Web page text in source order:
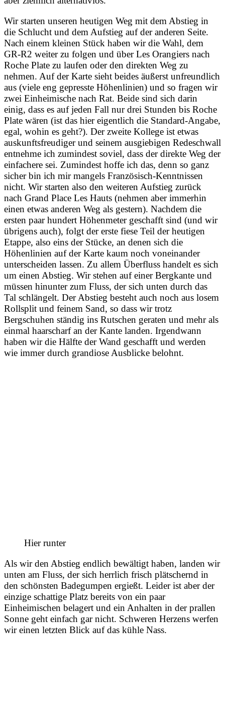
Wir starten unseren heutigen Weg mit dem Abstieg in
die Schlucht und dem Aufstieg auf der anderen Seite.
Nach einem kleinen Stück haben wir die Wahl, dem
GR-R2 weiter zu folgen und über Les Orangiers nach
Roche Plate zu laufen oder den direkten Weg zu
nehmen. Auf der Karte sieht beides äußerst unfreundlich
aus (viele eng gepresste Höhenlinien) und so fragen wir
zwei Einheimische nach Rat. Beide sind sich darin
einig, dass es auf jeden Fall nur drei Stunden bis Roche
Plate wären (ist das hier eigentlich die Standard-Angabe,
egal, wohin es geht?). Der zweite Kollege ist etwas
auskunftsfreudiger und seinem ausgiebigen Redeschwall
entnehme ich zumindest soviel, dass der direkte Weg der
einfachere sei. Zumindest hoffe ich das, denn so ganz
sicher bin ich mir mangels Französisch-Kenntnissen
nicht. Wir starten also den weiteren Aufstieg zurück
nach Grand Place Les Hauts (nehmen aber immerhin
einen etwas anderen Weg als gestern). Nachdem die
ersten paar hundert Höhenmeter geschafft sind (und wir
übrigens auch), folgt der erste fiese Teil der heutigen
Etappe, also eins der Stücke, an denen sich die
Höhenlinien auf der Karte kaum noch voneinander
unterscheiden lassen. Zu allem Überfluss handelt es sich
um einen Abstieg. Wir stehen auf einer Bergkante und
müssen hinunter zum Fluss, der sich unten durch das
Tal schlängelt. Der Abstieg besteht auch noch aus losem
Rollsplit und feinem Sand, so dass wir trotz
Bergschuhen ständig ins Rutschen geraten und mehr als
einmal haarscharf an der Kante landen. Irgendwann
haben wir die Hälfte der Wand geschafft und werden
wie immer durch grandiose Ausblicke belohnt.
Hier runter
Als wir den Abstieg endlich bewältigt haben, landen wir
unten am Fluss, der sich herrlich frisch plätschernd in
den schönsten Badegumpen ergießt. Leider ist aber der
einzige schattige Platz bereits von ein paar
Einheimischen belagert und ein Anhalten in der prallen
Sonne geht einfach gar nicht. Schweren Herzens werfen
wir einen letzten Blick auf das kühle Nass.